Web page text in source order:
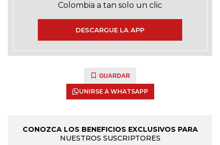
Colombia a tan solo un clic
DESCARGUE LA APP
GUARDAR
UNIRSE A WHATSAPP
CONOZCA LOS BENEFICIOS EXCLUSIVOS PARA
NUESTROS SUSCRIPTORES